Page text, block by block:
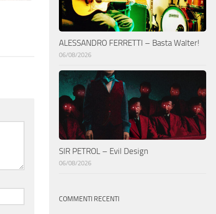
ALESSANDRO FERRETTI – Basta Walter!
06/08/2026
SIR PETROL – Evil Design
06/08/2026
COMMENTI RECENTI